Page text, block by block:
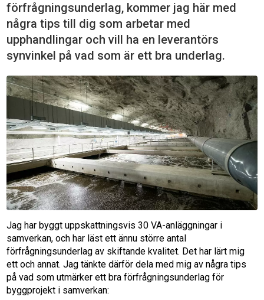
förfrågningsunderlag, kommer jag här med
några tips till dig som arbetar med
upphandlingar och vill ha en leverantörs
synvinkel på vad som är ett bra underlag.
Jag har byggt uppskattningsvis 30 VA-anläggningar i
samverkan, och har läst ett ännu större antal
förfrågningsunderlag av skiftande kvalitet. Det har lärt mig
ett och annat. Jag tänkte därför dela med mig av några tips
på vad som utmärker ett bra förfrågningsunderlag för
byggprojekt i samverkan: